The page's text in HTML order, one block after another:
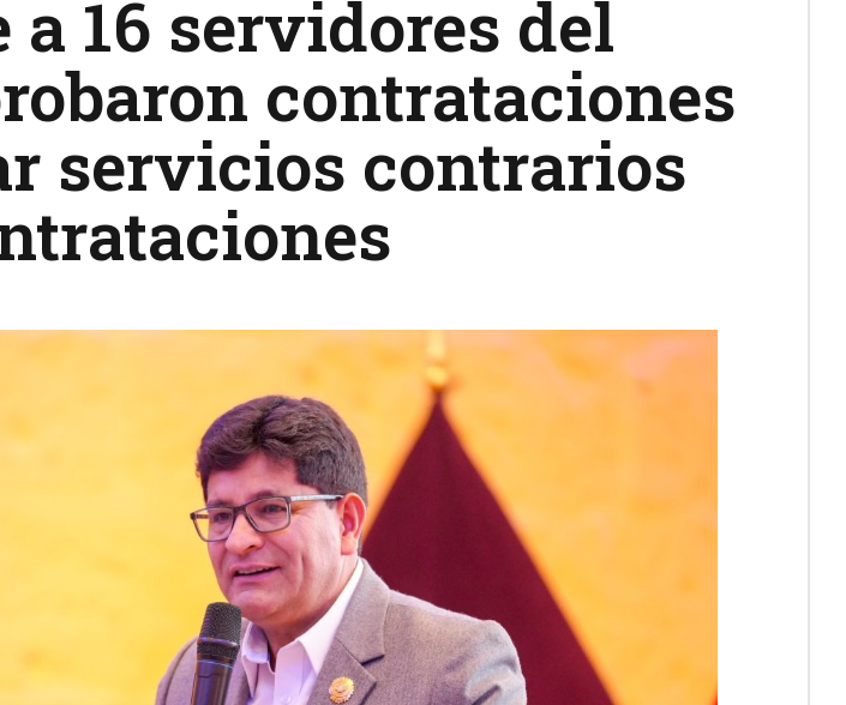
16 servidores del
contrataciones
servicios contrarios